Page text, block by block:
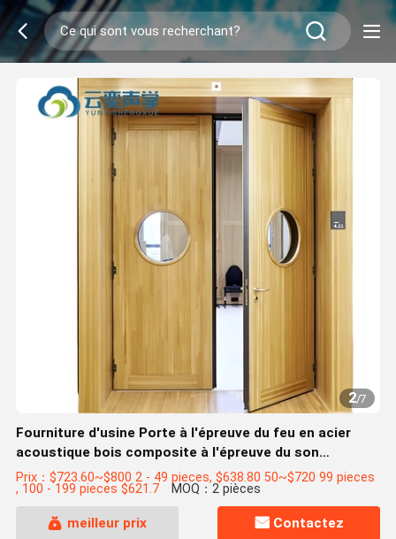
2/7
Fourniture d'usine Porte à l'épreuve du feu en acier
acoustique bois composite à l'épreuve du son
Laboratoire de chambre de tambour
Prix：$723.60~$800 2 - 49 pieces, $638.80 50~$720 99 pieces
, 100 - 199 pieces $621.7 MOQ：2 pièces
meilleur prix Contactez